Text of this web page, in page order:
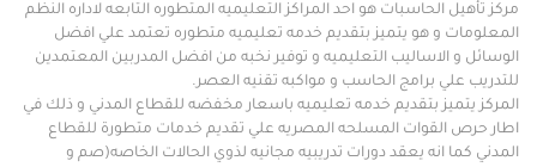
مركز تأهيل الحاسبات هو احد المراكز التعليميه المتطوره التابعه لاداره النظم
المعلومات و هو يتميز بتقديم خدمه تعليميه متطوره تعتمد علي افضل
الوسائل و الاساليب التعليميه و توفير نخبه من افضل المدربين المعتمدين
للتدريب علي برامج الحاسب و مواكبه تقنيه العصر.
المركز يتميز بتقديم خدمه تعليميه باسعار مخفضه للقطاع المدني و ذلك في
اطار حرص القوات المسلحه المصريه علي تقديم خدمات متطورة للقطاع
المدني كما انه يعقد دورات تدريبيه مجانيه لذوي الحالات الخاصه(صم و